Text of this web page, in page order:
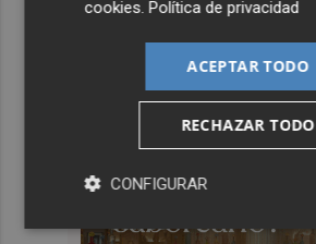
cookies .Política de privacidad
ACEPTAR TODO
RECHAZAR TODO
CONFIGURAR